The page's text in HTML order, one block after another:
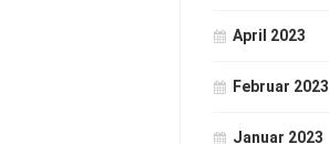
April 2023
Februar 2023
Januar 2023